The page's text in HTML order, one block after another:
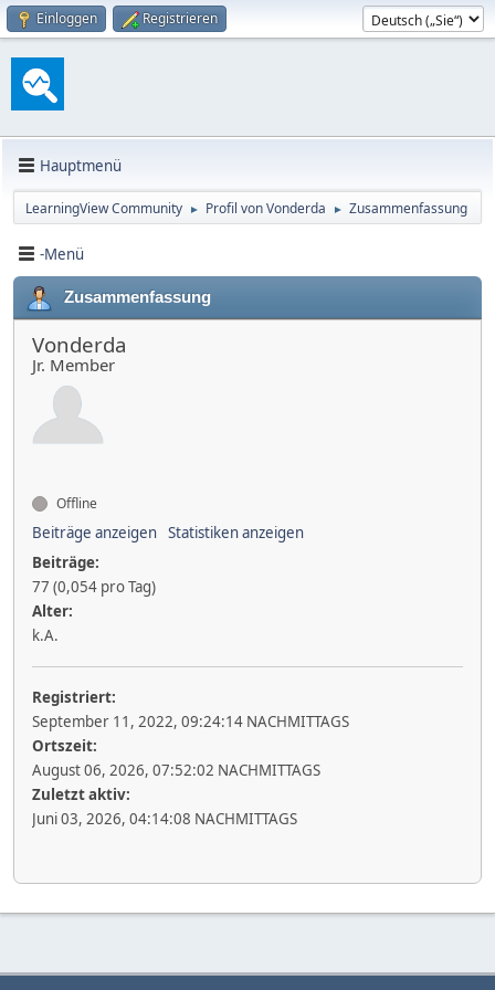
Einloggen Registrieren
Hauptmenü
LearningView Community ► Profil von Vonderda ► Zusammenfassung
-Menü
Zusammenfassung
Vonderda
Jr. Member
Offline
Beiträge anzeigen Statistiken anzeigen
Beiträge:
77 (0,054 pro Tag)
Alter:
k.A.
Registriert:
September 11, 2022, 09:24:14 NACHMITTAGS
Ortszeit:
August 06, 2026, 07:52:02 NACHMITTAGS
Zuletzt aktiv:
Juni 03, 2026, 04:14:08 NACHMITTAGS